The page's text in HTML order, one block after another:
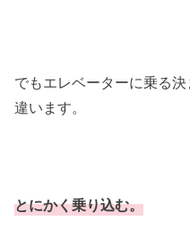
でもエレベーターに乗る
違います。
とにかく乗り込む。